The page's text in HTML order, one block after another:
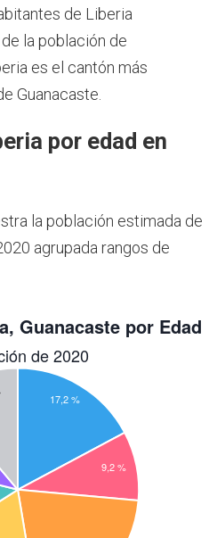
de Liberia
la población de
es el cantón más
Guanacaste.
por edad en
la población estimada de
agrupada rangos de